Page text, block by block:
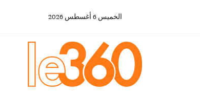
الخميس 6 أغسطس 2026